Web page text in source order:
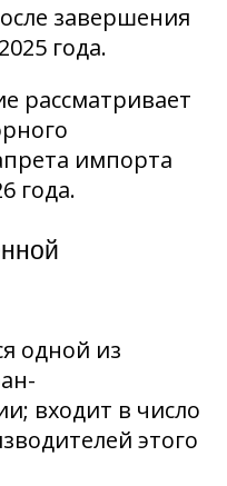
завершения
года.
рассматривает
импорта
года.
одной из
входит в число
этого